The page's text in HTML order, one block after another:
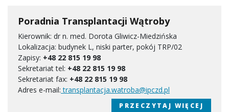
Poradnia Transplantacji Wątroby
Kierownik: dr n. med. Dorota Gliwicz-Miedzińska
Lokalizacja: budynek L, niski parter, pokój TRP/02
Zapisy: +48 22 815 19 98
Sekretariat tel: +48 22 815 19 98
Sekretariat fax: +48 22 815 19 98
Adres e-mail: transplantacja.watroba@ipczd.pl
PRZECZYTAJ WIĘCEJ